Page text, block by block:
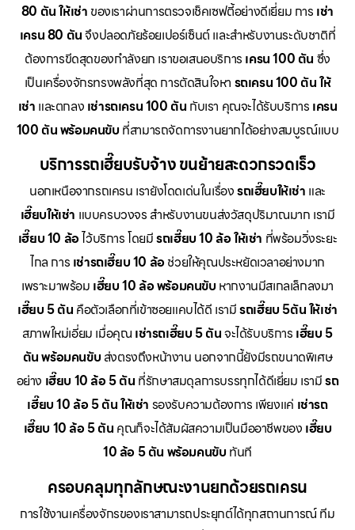
80 ตัน ให้เช่า ของเราผ่านการตรวจเช็คเซฟตี้อย่างดีเยี่ยม การ เช่า
เครน 80 ตันจึงปลอดภัยร้อยเปอร์เซ็นต์ และสำหรับงานระดับชาติที่
ต้องการขีดสุดของกำลังยก เราขอเสนอบริการ เครน 100 ตัน ซึ่ง
เป็นเครื่องจักรทรงพลังที่สุด การตัดสินใจหา รถเครน 100 ตัน ให้
เช่า และตกลง เช่ารถเครน 100 ตัน กับเรา คุณจะได้รับบริการ เครน
100 ตัน พร้อมคนขับ ที่สามารถจัดการงานยากได้อย่างสมบูรณ์แบบ
บริการรถเฮี๊ยบรับจ้าง ขนย้ายสะดวกรวดเร็ว
นอกเหนือจากรถเครน เรายังโดดเด่นในเรื่องรถเฮี๊ยบให้เช่า และ
เฮี๊ยบให้เช่า แบบครบวงจร สำหรับงานขนส่งวัสดุปริมาณมาก เรามี
เฮี๊ยบ 10 ล้อไว้บริการ โดยมีรถเฮี๊ยบ 10 ล้อ ให้เช่า ที่พร้อมวิ่งระยะ
ไกล การ เช่ารถเฮี๊ยบ 10 ล้อช่วยให้คุณประหยัดเวลาอย่างมาก
เพราะมาพร้อม เฮี๊ยบ 10 ล้อ พร้อมคนขับ หากงานมีสเกลเล็กลงมา
เฮี๊ยบ 5 ตัน คือตัวเลือกที่เข้าซอยแคบได้ดี เรามีรถเฮี๊ยบ 5ตัน ให้เช่า
สภาพใหม่เอี่ยม เมื่อคุณ เช่ารถเฮี๊ยบ 5 ตันจะได้รับบริการ เฮี๊ยบ 5
ตัน พร้อมคนขับ ส่งตรงถึงหน้างาน นอกจากนี้ยังมีรถขนาดพิเศษ
อย่าง เฮี๊ยบ 10 ล้อ 5 ตัน ที่รักษาสมดุลการบรรทุกได้ดีเยี่ยม เรามีรถ
เฮี๊ยบ 10 ล้อ 5 ตัน ให้เช่า รองรับความต้องการ เพียงแค่ เช่ารถ
เฮี๊ยบ 10 ล้อ 5 ตัน คุณก็จะได้สัมผัสความเป็นมืออาชีพของ เฮี๊ยบ
10 ล้อ 5 ตัน พร้อมคนขับ ทันที
ครอบคลุมทุกลักษณะงานยกด้วยรถเครน
การใช้งานเครื่องจักรของเราสามารถประยุกต์ได้ทุกสถานการณ์ ทีม